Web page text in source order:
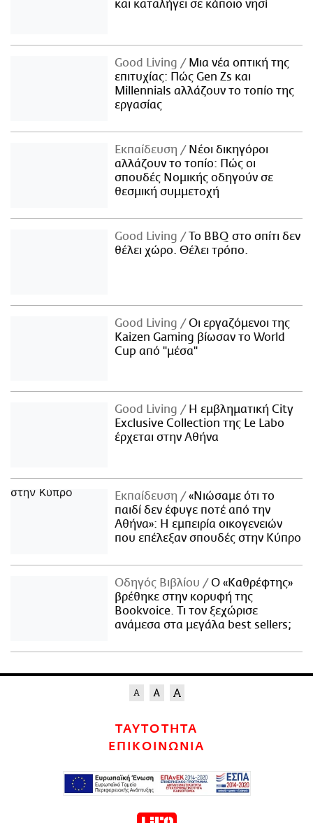
και καταλήγει σε κάποιο νησί
Good Living
Μια νέα οπτική της
επιτυχίας: Πώς Gen Zs και
Millennials αλλάζουν το τοπίο της
εργασίας
Εκπαίδευση
Νέοι δικηγόροι
αλλάζουν το τοπίο: Πώς οι
σπουδές Νομικής οδηγούν σε
θεσμική συμμετοχή
Good Living
Το BBQ στο σπίτι δεν
θέλει χώρο. Θέλει τρόπο.
Good Living
Οι εργαζόμενοι της
Kaizen Gaming βίωσαν το World
Cup από "μέσα"
Good Living
Η εμβληματική City
Exclusive Collection της Le Labo
έρχεται στην Αθήνα
Εκπαίδευση
«Νιώσαμε ότι το
παιδί δεν έφυγε ποτέ από την
Αθήνα»: Η εμπειρία οικογενειών
που επέλεξαν σπουδές στην Κύπρο
Οδηγός Βιβλίου
Ο «Καθρέφτης»
βρέθηκε στην κορυφή της
Bookvoice. Τι τον ξεχώρισε
ανάμεσα στα μεγάλα best sellers;
ΤΑΥΤΟΤΗΤΑ
ΕΠΙΚΟΙΝΩΝΙΑ